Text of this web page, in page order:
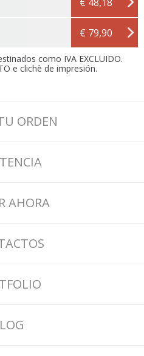
€ 79,90
como IVA EXCLUIDO.
e clichè de impresión.
ORDEN
AHORA